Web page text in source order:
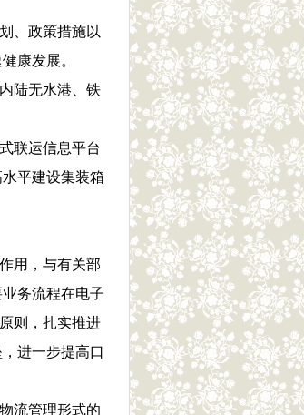
、政策措施以
康发展。
陆无水港、铁
联运信息平台
平建设集装箱
用，与有关部
务流程在电子
则，扎实推进
进一步提高口
流管理形式的